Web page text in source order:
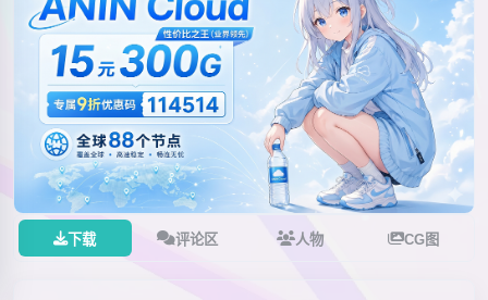
下载 评论区 人物 CG图